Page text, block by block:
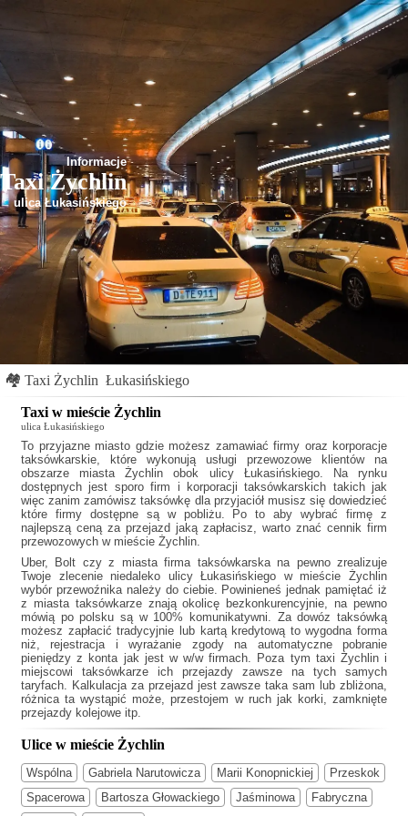
Informacje
Taxi Żychlin
ulica Łukasińskiego
🏘 Taxi Żychlin Łukasińskiego
Taxi w mieście Żychlin
ulica Łukasińskiego
To przyjazne miasto gdzie możesz zamawiać firmy oraz korporacje
taksówkarskie, które wykonują usługi przewozowe klientów na
obszarze miasta Żychlin obok ulicy Łukasińskiego. Na rynku
dostępnych jest sporo firm i korporacji taksówkarskich takich jak
więc zanim zamówisz taksówkę dla przyjaciół musisz się dowiedzieć
które firmy dostępne są w pobliżu. Po to aby wybrać firmę z
najlepszą ceną za przejazd jaką zapłacisz, warto znać cennik firm
przewozowych w mieście Żychlin.
Uber, Bolt czy z miasta firma taksówkarska na pewno zrealizuje
Twoje zlecenie niedaleko ulicy Łukasińskiego w mieście Żychlin
wybór przewoźnika należy do ciebie. Powinieneś jednak pamiętać iż
z miasta taksówkarze znają okolicę bezkonkurencyjnie, na pewno
mówią po polsku są w 100% komunikatywni. Za dowóz taksówką
możesz zapłacić tradycyjnie lub kartą kredytową to wygodna forma
niż, rejestracja i wyrażanie zgody na automatyczne pobranie
pieniędzy z konta jak jest w w/w firmach. Poza tym taxi Żychlini
miejscowi taksówkarze ich przejazdy zawsze na tych samych
taryfach. Kalkulacja za przejazd jest zawsze taka sam lub zbliżona,
różnica ta wystąpić może, przestojem w ruch jak korki, zamknięte
przejazdy kolejowe itp.
Ulice w mieście Żychlin
Wspólna Gabriela Narutowicza Marii Konopnickiej
Przeskok
Spacerowa
Bartosza Głowackiego Jaśminowa
Fabryczna